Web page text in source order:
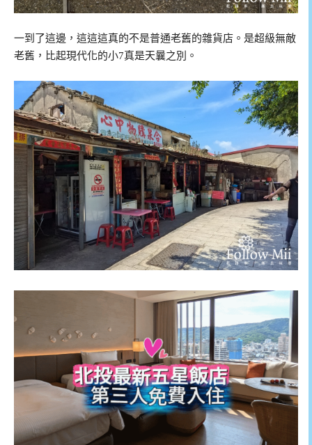
一到了這邊，這這這真的不是普通老舊的雜貨店。是超級無敵
老舊，比起現代化的小7真是天曩之別。